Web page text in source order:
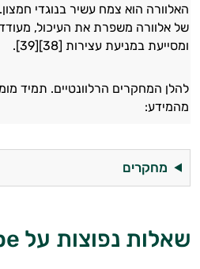
האלוורה הוא צמח עשיר בנוגדי
של אלוורה משפרת את העיכול,
ומסייעת במניעת עצירות [38][39].
להלן המחקרים הרלוונטיים. תמיד
מהמידע:
מחקרים
שאלות נפוצות על ReShape